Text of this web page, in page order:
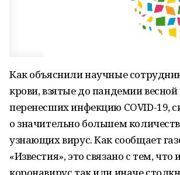
Как объяснили научные
крови, взятые до пандемии весной
перенесших инфекцию COVID-19,
о значительно большем
узнающих вирус. Как сообщает
«Известия», это связано с тем,